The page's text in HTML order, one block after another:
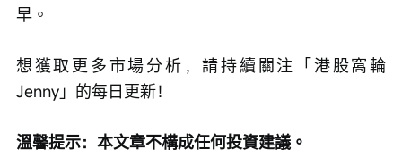
早。
想獲取更多市場分析，請持續關注「港股窩輪
Jenny」的每日更新！
溫馨提示：本文章不構成任何投資建議。